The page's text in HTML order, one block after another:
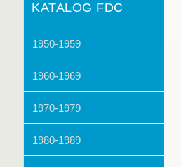
KATALOG FDC
1950-1959
1960-1969
1970-1979
1980-1989